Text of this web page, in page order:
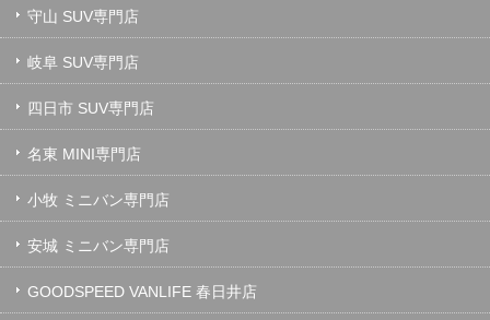
守山 SUV専門店
岐阜 SUV専門店
四日市 SUV専門店
名東 MINI専門店
小牧 ミニバン専門店
安城 ミニバン専門店
GOODSPEED VANLIFE 春日井店